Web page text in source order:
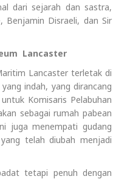
dari sejarah dan sastra,
Benjamin Disraeli, dan Sir
Lancaster
Lancaster terletak di
indah, yang dirancang
Komisaris Pelabuhan
sebagai rumah pabean
juga menempati gudang
telah diubah menjadi
tetapi penuh dengan